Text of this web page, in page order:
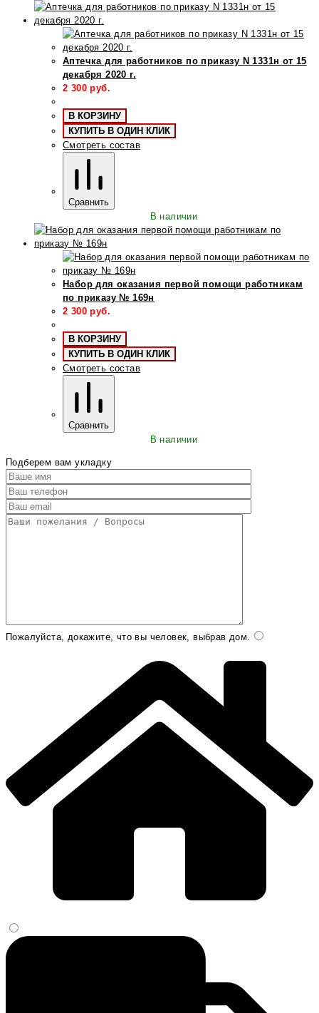
Аптечка для работников по приказу N 1331н от 15
декабря 2020 г.
2 300 руб.
В КОРЗИНУ
КУПИТЬ В ОДИН КЛИК
Смотреть состав
Сравнить
В наличии
Набор для оказания первой помощи работникам
по приказу № 169н
2 300 руб.
В КОРЗИНУ
КУПИТЬ В ОДИН КЛИК
Смотреть состав
Сравнить
В наличии
Подберем вам укладку
Пожалуйста, докажите, что вы человек, выбрав дом.